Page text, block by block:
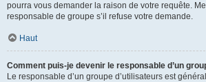
pourra vous demander la raison de votre requête.
responsable de groupe s’il refuse votre demande.
Haut
Comment puis-je devenir le responsable d’un
Le responsable d’un groupe d’utilisateurs est